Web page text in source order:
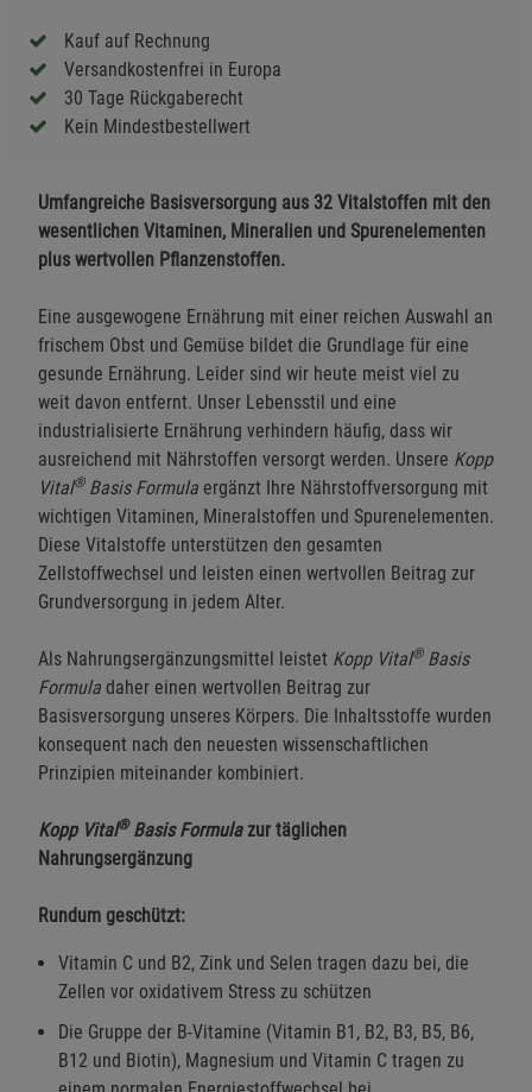
Kauf auf Rechnung
Versandkostenfrei in Europa
30 Tage Rückgaberecht
Kein Mindestbestellwert
Umfangreiche Basisversorgung aus 32 Vitalstoffen mit den
wesentlichen Vitaminen, Mineralien und Spurenelementen
plus wertvollen Pflanzenstoffen.
Eine ausgewogene Ernährung mit einer reichen Auswahl an
frischem Obst und Gemüse bildet die Grundlage für eine
gesunde Ernährung. Leider sind wir heute meist viel zu
weit davon entfernt. Unser Lebensstil und eine
industrialisierte Ernährung verhindern häufig, dass wir
ausreichend mit Nährstoffen versorgt werden. Unsere Kopp
Vital®Basis Formula ergänzt Ihre Nährstoffversorgung mit
wichtigen Vitaminen, Mineralstoffen und Spurenelementen.
Diese Vitalstoffe unterstützen den gesamten
Zellstoffwechsel und leisten einen wertvollen Beitrag zur
Grundversorgung in jedem Alter.
Als Nahrungsergänzungsmittel leistet Kopp Vital®Basis
Formula daher einen wertvollen Beitrag zur
Basisversorgung unseres Körpers. Die Inhaltsstoffe wurden
konsequent nach den neuesten wissenschaftlichen
Prinzipien miteinander kombiniert.
Kopp Vital®Basis Formulazur täglichen
Nahrungsergänzung
Rundum geschützt:
Vitamin C und B2, Zink und Selen tragen dazu bei, die
Zellen vor oxidativem Stress zu schützen
Die Gruppe der B-Vitamine (Vitamin B1, B2, B3, B5, B6,
B12 und Biotin), Magnesium und Vitamin C tragen zu